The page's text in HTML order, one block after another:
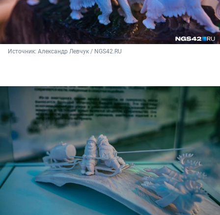
Источник: Александр Левчук / NGS42.RU